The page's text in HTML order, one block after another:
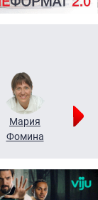
Мария
Фомина